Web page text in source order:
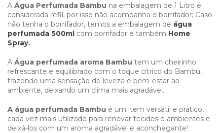
A Água Perfumada Bambu na embalagem de 1 Litro é
considerada refil, por isso não acompanha o borrifador; Caso
não tenha o borrifador, temos a embalagem de água
perfumada 500ml com borrifador e também Home
Spray.
A Água perfumada aroma Bambu tem um cheirinho
refrescante e equilibrado com o toque cítrico do Bambu,
trazendo uma sensação de leveza e bem-estar ao
ambiente, deixando um clima mais agradável.
A água perfumada Bambu é um item versátil e prático,
cada vez mais utilizado para renovar tecidos e ambientes e
deixá-los com um aroma agradável e aconchegante!